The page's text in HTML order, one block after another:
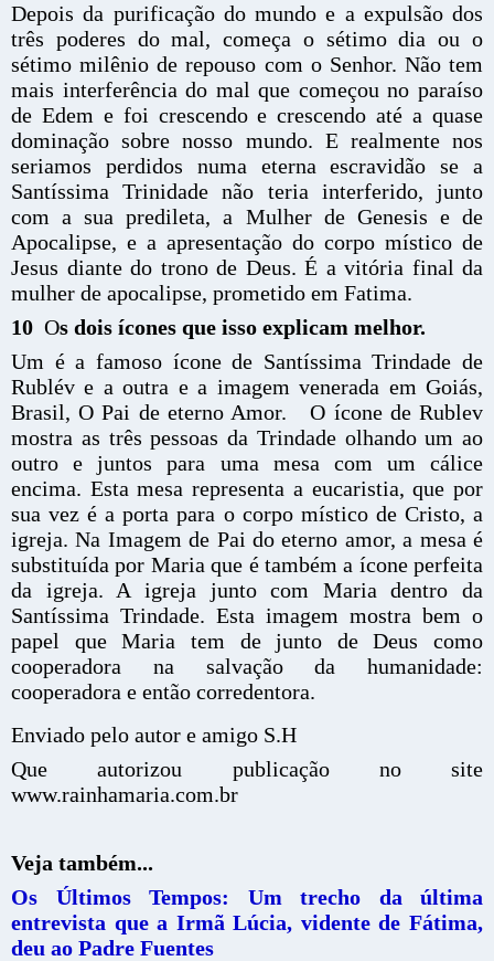
Depois da purificação do mundo e a expulsão dos
três poderes do mal, começa o sétimo dia ou o
sétimo milênio de repouso com o Senhor. Não tem
mais interferência do mal que começou no paraíso
de Edem e foi crescendo e crescendo até a quase
dominação sobre nosso mundo. E realmente nos
seriamos perdidos numa eterna escravidão se a
Santíssima Trinidade não teria interferido, junto
com a sua predileta, a Mulher de Genesis e de
Apocalipse, e a apresentação do corpo místico de
Jesus diante do trono de Deus. É a vitória final da
mulher de apocalipse, prometido em Fatima.
10 Os dois ícones que isso explicam melhor.
Um é a famoso ícone de Santíssima Trindade de
Rublév e a outra e a imagem venerada em Goiás,
Brasil, O Pai de eterno Amor. O ícone de Rublev
mostra as três pessoas da Trindade olhando um ao
outro e juntos para uma mesa com um cálice
encima. Esta mesa representa a eucaristia, que por
sua vez é a porta para o corpo místico de Cristo, a
igreja. Na Imagem de Pai do eterno amor, a mesa é
substituída por Maria que é também a ícone perfeita
da igreja. A igreja junto com Maria dentro da
Santíssima Trindade. Esta imagem mostra bem o
papel que Maria tem de junto de Deus como
cooperadora na salvação da humanidade:
cooperadora e então corredentora.
Enviado pelo autor e amigo S.H
Que autorizou publicação no site
www.rainhamaria.com.br
Veja também...
Os Últimos Tempos: Um trecho da última
entrevista que a Irmã Lúcia, vidente de Fátima,
deu ao Padre Fuentes